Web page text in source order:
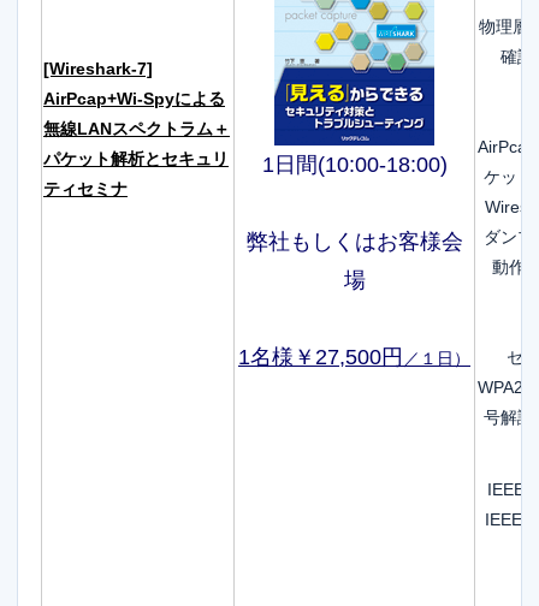
[Wireshark-7]
AirPcap+Wi-Spyによる
無線LANスペクトラム＋
パケット解析とセキュリ
ティセミナ
1日間(10:00-18:00)
弊社もしくはお客様会
場
1名様￥27,500円 ／１日 ）
物理層
確認
ケット
ダン
動作
セ
号解読